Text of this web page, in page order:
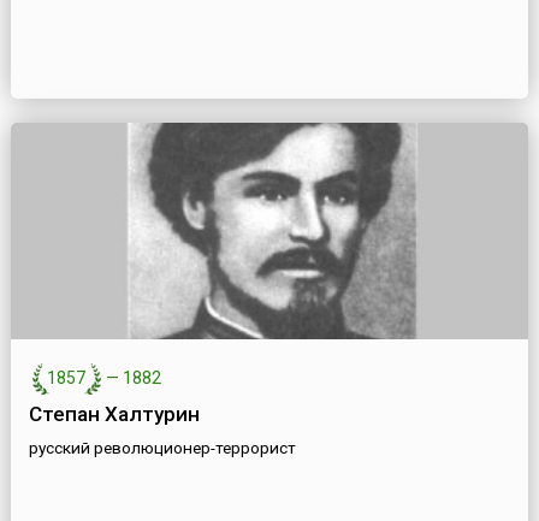
1857 — 1882
Степан Халтурин
русский революционер-террорист